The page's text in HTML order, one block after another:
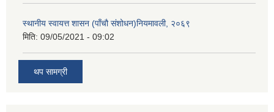
स्थानीय स्वायत्त शासन (पाँचौ संशोधन)नियमावली, २०६९
मिति: 09/05/2021 - 09:02
थप सामग्री